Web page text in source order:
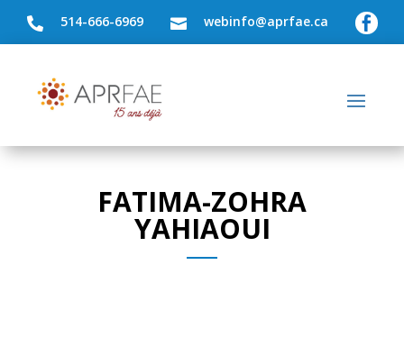
 514-666-6969  webinfo@aprfae.ca 
FATIMA-ZOHRA
YAHIAOUI